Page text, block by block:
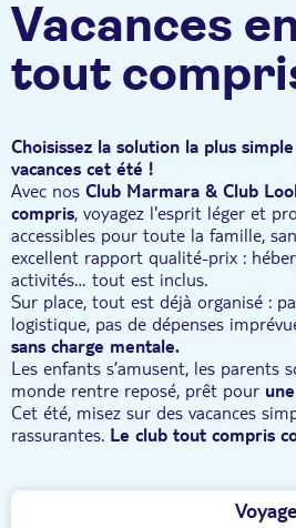
Vacances
tout
Choisissez la solution la plus
vacances cet été !
Avec nos Club Marmara & Club
compris, voyagez l'esprit léger et
accessibles pour toute la famille,
excellent rapport qualité-prix :
activités… tout est inclus.
Sur place, tout est déjà organisé :
logistique, pas de dépenses
sans charge mentale.
Les enfants s’amusent, les
monde rentre reposé, prêt pour
Cet été, misez sur des vacances
rassurantes. Le club tout compris